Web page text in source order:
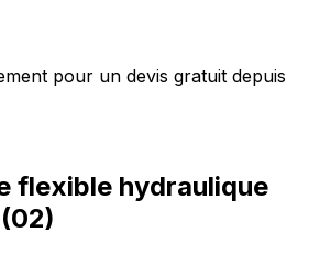
pour un devis gratuit depuis
flexible hydraulique
(02)